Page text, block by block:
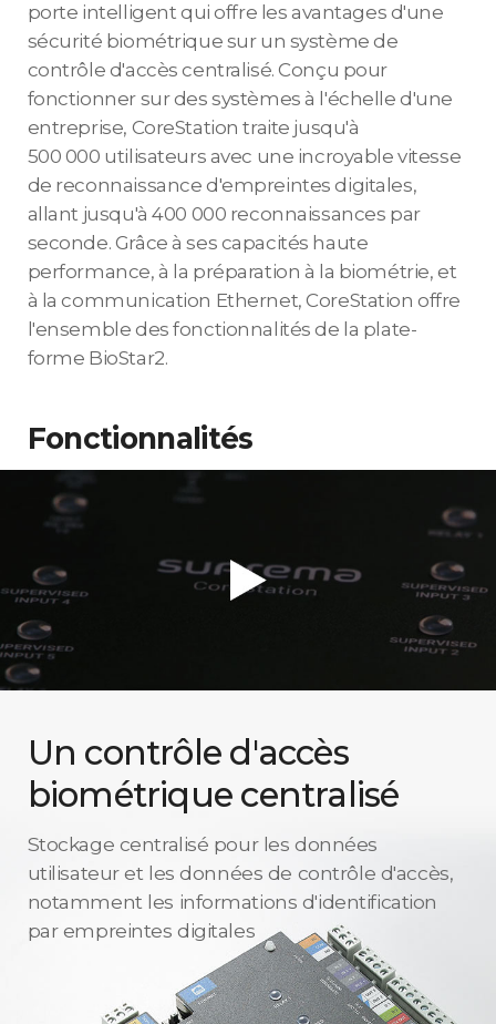
porte intelligent qui offre les avantages d'une
sécurité biométrique sur un système de
contrôle d'accès centralisé. Conçu pour
fonctionner sur des systèmes à l'échelle d'une
entreprise, CoreStation traite jusqu'à
500 000 utilisateurs avec une incroyable vitesse
de reconnaissance d'empreintes digitales,
allant jusqu'à 400 000 reconnaissances par
seconde. Grâce à ses capacités haute
performance, à la préparation à la biométrie, et
à la communication Ethernet, CoreStation offre
l'ensemble des fonctionnalités de la plate-
forme BioStar2.
Fonctionnalités
Un contrôle d'accès
biométrique centralisé
Stockage centralisé pour les données
utilisateur et les données de contrôle d'accès,
notamment les informations d'identification
par empreintes digitales